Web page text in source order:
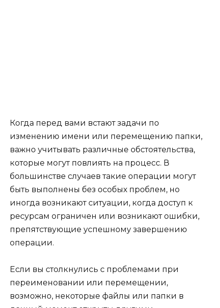
Когда перед вами встают задачи по
изменению имени или перемещению папки,
важно учитывать различные обстоятельства,
которые могут повлиять на процесс. В
большинстве случаев такие операции могут
быть выполнены без особых проблем, но
иногда возникают ситуации, когда доступ к
ресурсам ограничен или возникают ошибки,
препятствующие успешному завершению
операции.
Если вы столкнулись с проблемами при
переименовании или перемещении,
возможно, некоторые файлы или папки в